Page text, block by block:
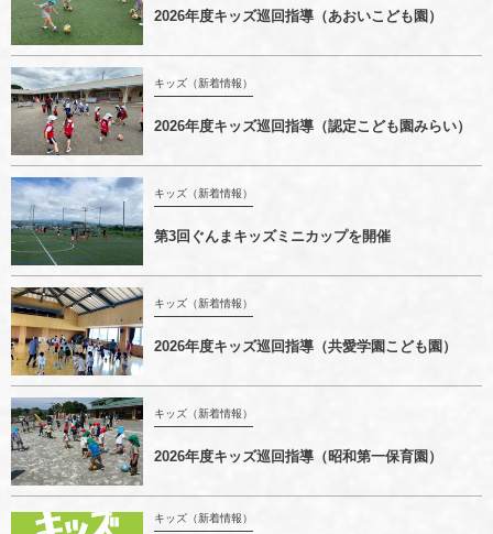
2026年度キッズ巡回指導（あおいこども園）
キッズ（新着情報）
2026年度キッズ巡回指導（認定こども園みらい）
キッズ（新着情報）
第3回ぐんまキッズミニカップを開催
キッズ（新着情報）
2026年度キッズ巡回指導（共愛学園こども園）
キッズ（新着情報）
2026年度キッズ巡回指導（昭和第一保育園）
キッズ（新着情報）